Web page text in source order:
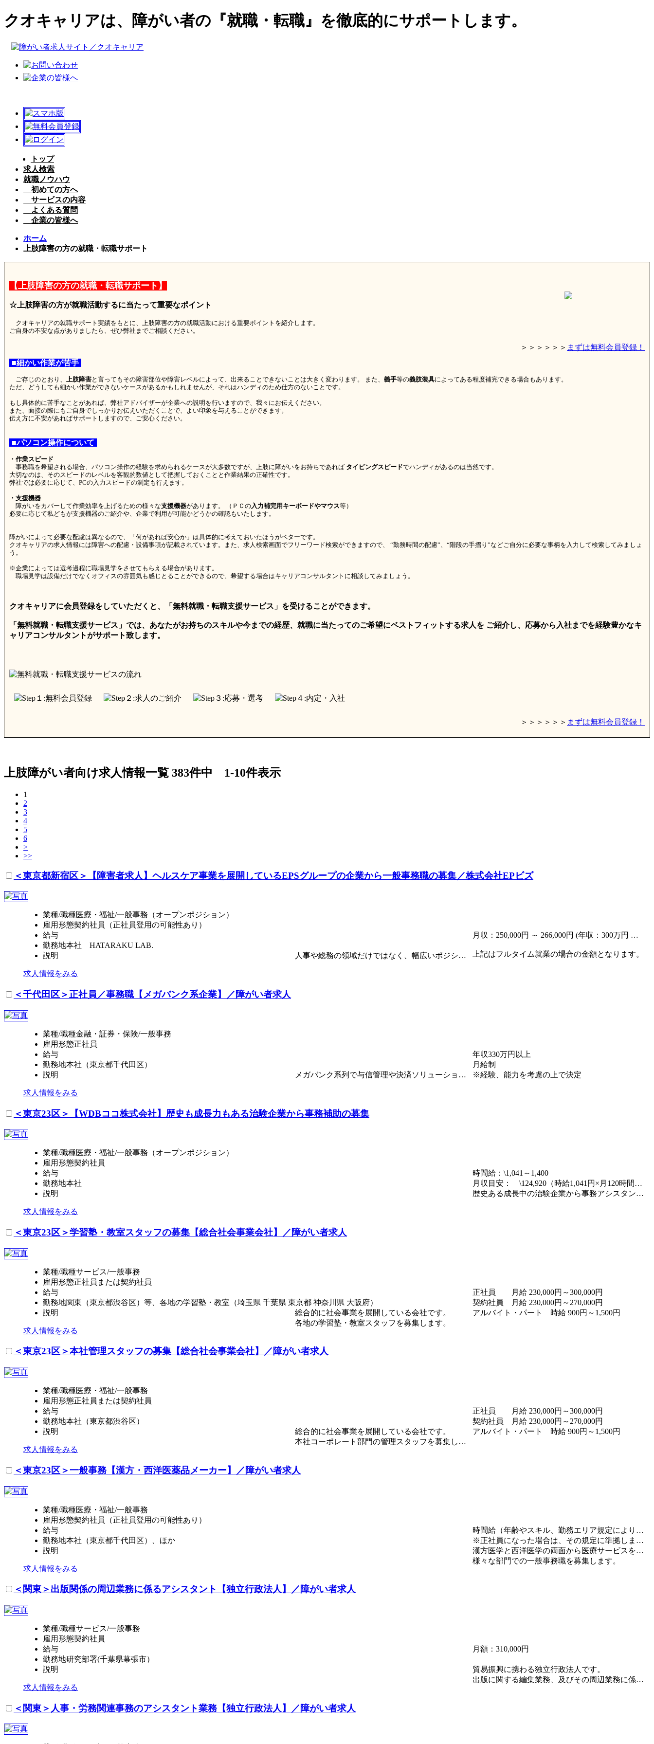
クオキャリアは、障がい者の『就職・転職』を徹底的にサポートします。
トップ
求人検索
就職ノウハウ
初めての方へ
サービスの内容
よくある質問
企業の皆様へ
ホーム
上肢障害の方の就職・転職サポート
【上肢障害の方の就職・転職サポート】
☆上肢障害の方が就職活動するに当たって重要なポイント
クオキャリアの就職サポート実績をもとに、上肢障害の方の就職活動における重要ポイントを紹介します。
ご自身の不安な点がありましたら、ぜひ弊社までご相談ください。
＞＞＞＞＞＞ まずは無料会員登録！
■細かい作業が苦手
ご存じのとおり、 上肢障害と言ってもその障害部位や障害レベルによって、出来ることできないことは大きく変わります。 また、 義手等の義肢装具によってある程度補完できる場合もあります。
ただ、どうしても細かい作業ができないケースがあるかもしれませんが、それはハンディのため仕方のないことです。
もし具体的に苦手なことがあれば、弊社アドバイザーが企業への説明を行いますので、我々にお伝えください。
また、面接の際にもご自身でしっかりお伝えいただくことで、よい印象を与えることができます。
伝え方に不安があればサポートしますので、ご安心ください。
■パソコン操作について
・作業スピード
事務職を希望される場合、パソコン操作の経験を求められるケースが大多数ですが、上肢に障がいをお持ちであれば タイピングスピードでハンディがあるのは当然です。
大切なのは、そのスピードのレベルを客観的数値として把握しておくことと作業結果の正確性です。
弊社では必要に応じて、PCの入力スピードの測定も行えます。
・支援機器
障がいをカバーして作業効率を上げるための様々な支援機器があります。 （ＰＣの入力補完用キーボードやマウス等）
必要に応じて私どもが支援機器のご紹介や、企業で利用が可能かどうかの確認もいたします。
障がいによって必要な配慮は異なるので、「何があれば安心か」は具体的に考えておいたほうがベターです。
クオキャリアの求人情報には障害への配慮・設備事項が記載されています。また、求人検索画面でフリーワード検索ができますので、 “勤務時間の配慮”、“階段の手摺り”などご自分に必要な事柄を入力して検索してみましょ
う。
※企業によっては選考過程に職場見学をさせてもらえる場合があります。
職場見学は設備だけでなくオフィスの雰囲気も感じとることができるので、希望する場合はキャリアコンサルタントに相談してみましょう。
クオキャリアに会員登録をしていただくと、「無料就職・転職支援サービス」を受けることができます。
「無料就職・転職支援サービス」では、あなたがお持ちのスキルや今までの経歴、就職に当たってのご希望にベストフィットする求人を ご紹介し、応募から入社までを経験豊かなキ
ャリアコンサルタントがサポート致します。
＞＞＞＞＞＞ まずは無料会員登録！
上肢障がい者向け求人情報一覧 383件中 1-10件表示
1
2
3
4
5
6
>
>>
＜東京都新宿区＞【障害者求人】ヘルスケア事業を展開しているEPSグループの企業から一般事務職の募集／株式会社EPビズ
業種/職種医療・福祉/一般事務（オープンポジション）
雇用形態契約社員（正社員登用の可能性あり）
給与
月収：250,000円 ～ 266,000円 (年収：300万円 ～ 320万円)
上記はフルタイム就業の場合の金額となります。
勤務地本社 HATARAKU LAB.
説明
人事や総務の領域だけではなく、幅広いポジションでの検討が可能ですので、今までのご経験や適性に沿ったポジションやキャリアアップを目指せます。
求人情報をみる
＜千代田区＞正社員／事務職【メガバンク系企業】／障がい者求人
業種/職種金融・証券・保険/一般事務
雇用形態正社員
給与
年収330万円以上
月給制
※経験、能力を考慮の上で決定
勤務地本社（東京都千代田区）
説明
メガバンク系列で与信管理や決済ソリューションを提供している会社からの一般事務の正社員募集です。事務業務経験を活かしたい方に最適な求人です。
求人情報をみる
＜東京23区＞【WDBココ株式会社】歴史も成長力もある治験企業から事務補助の募集
業種/職種医療・福祉/一般事務（オープンポジション）
雇用形態契約社員
給与
時間給：\1,041～1,400
月収目安： \124,920（時給1,041円×月120時間勤務の場合)～\210,000(時給1,400円×月150時間勤務の場合)
勤務地本社
説明
歴史ある成長中の治験企業から事務アシスタントの募集
求人情報をみる
＜東京23区＞学習塾・教室スタッフの募集【総合社会事業会社】／障がい者求人
業種/職種サービス/一般事務
雇用形態正社員または契約社員
給与
正社員 月給 230,000円～300,000円
契約社員 月給 230,000円～270,000円
アルバイト・パート 時給 900円～1,500円
勤務地関東（東京都渋谷区）等、各地の学習塾・教室（埼玉県 千葉県 東京都 神奈川県 大阪府）
説明
総合的に社会事業を展開している会社です。
各地の学習塾・教室スタッフを募集します。
求人情報をみる
＜東京23区＞本社管理スタッフの募集【総合社会事業会社】／障がい者求人
業種/職種医療・福祉/一般事務
雇用形態正社員または契約社員
給与
正社員 月給 230,000円～300,000円
契約社員 月給 230,000円～270,000円
アルバイト・パート 時給 900円～1,500円
勤務地本社（東京都渋谷区）
説明
総合的に社会事業を展開している会社です。
本社コーポレート部門の管理スタッフを募集します。
求人情報をみる
＜東京23区＞一般事務【漢方・西洋医薬品メーカー】／障がい者求人
業種/職種医療・福祉/一般事務
雇用形態契約社員（正社員登用の可能性あり）
給与
時間給（年齢やスキル、勤務エリア規定により決定いたします）
※正社員になった場合は、その規定に準拠します。
勤務地本社（東京都千代田区）、ほか
説明
漢方医学と西洋医学の両面から医療サービスを提供しています。
様々な部門での一般事務職を募集します。
求人情報をみる
＜関東＞出版関係の周辺業務に係るアシスタント【独立行政法人】／障がい者求人
業種/職種サービス/一般事務
雇用形態契約社員
給与
月額：310,000円
勤務地研究部署(千葉県幕張市）
説明
貿易振興に携わる独立行政法人です。
出版に関する編集業務、及びその周辺業務に係るアシスタントを募集します。
求人情報をみる
＜関東＞人事・労務関連事務のアシスタント業務【独立行政法人】／障がい者求人